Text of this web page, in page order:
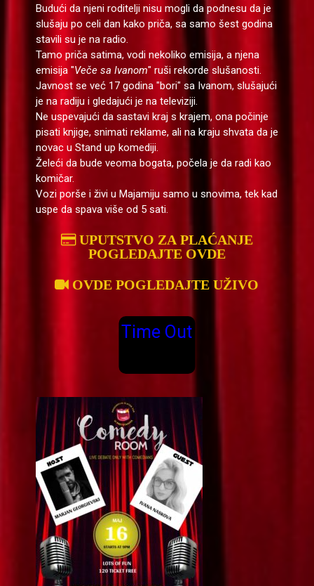
Budući da njeni roditelji nisu mogli da podnesu da je
slušaju po celi dan kako priča, sa samo šest godina
stavili su je na radio.
Tamo priča satima, vodi nekoliko emisija, a njena
emisija "Veče sa Ivanom" ruši rekorde slušanosti.
Javnost se već 17 godina "bori" sa Ivanom, slušajući
je na radiju i gledajući je na televiziji.
Ne uspevajući da sastavi kraj s krajem, ona počinje
pisati knjige, snimati reklame, ali na kraju shvata da je
novac u Stand up komediji.
Želeći da bude veoma bogata, počela je da radi kao
komičar.
Vozi porše i živi u Majamiju samo u snovima, tek kad
uspe da spava više od 5 sati.
UPUTSTVO ZA PLAĆANJE
POGLEDAJTE OVDE
OVDE POGLEDAJTE UŽIVO
Time Out